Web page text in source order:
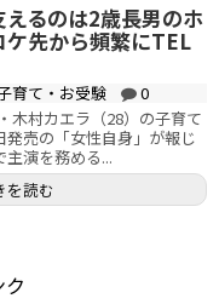
るのは2歳長男のホ
ケ先から頻繁にTEL
育て・お受験
0
木村カエラ（28）の子育て
発売の「女性自身」が報じ
演を務める...
を読む